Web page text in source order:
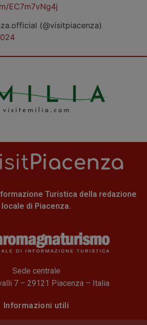
EC7m7vNg4j
(@visitpiacenza)
Turistica della redazione
locale di Piacenza.
Sede centrale
7 – 29121 Piacenza – Italia
Informazioni utili